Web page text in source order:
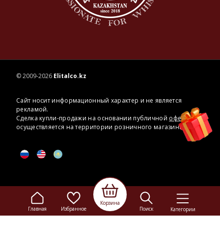
Главная Избранное
Корзина
Поиск
Категории
© 2009-2026 Elitalco.kz
Сайт носит информационный характер и не является
рекламой.
Сделка купли-продажи на основании публичной оферты
осуществляется на территории розничного магазина.